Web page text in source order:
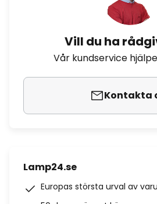
Vill du ha
Vår kundservice
Kontakta
Lamp24.se
Europas största urval av